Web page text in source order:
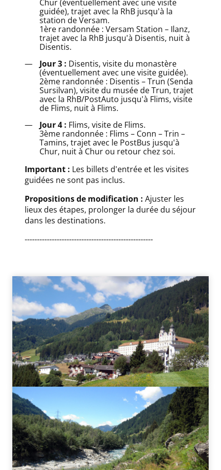
Chur (éventuellement avec une visite
guidée), trajet avec la RhB jusqu'à la
station de Versam.
1ère randonnée : Versam Station – Ilanz,
trajet avec la RhB jusqu'à Disentis, nuit à
Disentis.
Jour 3 : Disentis, visite du monastère
(éventuellement avec une visite guidée).
2ème randonnée : Disentis – Trun (Senda
Sursilvan), visite du musée de Trun, trajet
avec la RhB/PostAuto jusqu'à Flims, visite
de Flims, nuit à Flims.
Jour 4 : Flims, visite de Flims.
3ème randonnée : Flims – Conn – Trin –
Tamins, trajet avec le PostBus jusqu'à
Chur, nuit à Chur ou retour chez soi.
Important : Les billets d'entrée et les visites
guidées ne sont pas inclus.
Propositions de modification : Ajuster les
lieux des étapes, prolonger la durée du séjour
dans les destinations.
----------------------------------------------------